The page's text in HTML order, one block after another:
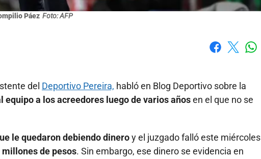
Páez Foto: AFP
del Deportivo Pereira, habló en Blog Deportivo sobre la
equipo a los acreedores luego de varios añosen el que no se
le quedaron debiendo dineroy el juzgado falló este miércoles
millones de pesos. Sin embargo, ese dinero se evidencia en